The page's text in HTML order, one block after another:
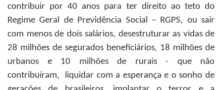
contribuir por 40 anos para ter direito ao teto do
Regime Geral de Previdência Social – RGPS, ou sair
com menos de dois salários, desestruturar as vidas de
28 milhões de segurados beneficiários, 18 milhões de
urbanos e 10 milhões de rurais - que não
contribuíram, liquidar com a esperança e o sonho de